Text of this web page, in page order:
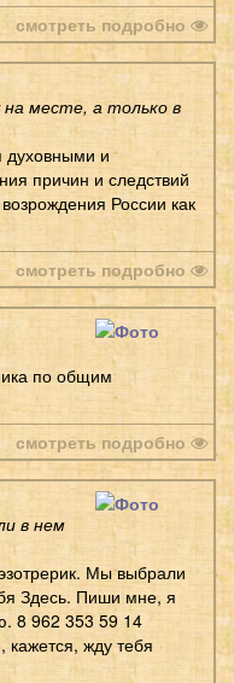
смотреть подробно
месте, а только в
и
причин и следствий
России как
смотреть подробно
по общим
смотреть подробно
в нем
Мы выбрали
Здесь. Пиши мне, я
8 962 353 59 14
жду тебя